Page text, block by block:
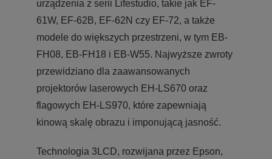
urządzenia z serii Lifestudio, takie jak EF-
61W, EF-62B, EF-62N czy EF-72, a także
modele do większych przestrzeni, w tym EB-
FH08, EB-FH18 i EB-W55. Najwyższe zwroty
przewidziano dla zaawansowanych
projektorów laserowych EH-LS670 oraz
flagowych EH-LS970, które zapewniają
kinową skalę obrazu i imponującą jasność.
Technologia 3LCD, rozwijana przez Epson,